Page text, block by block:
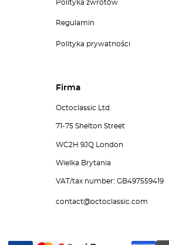
Polityka zwrotów
Regulamin
Polityka prywatności
Firma
Octoclassic Ltd.
71-75 Shelton Street
WC2H 9JQ London
Wielka Brytania
VAT/tax number: GB497559419
contact@octoclassic.com